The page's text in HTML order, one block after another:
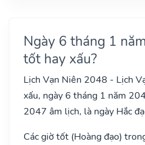
Ngày 6 tháng 1
tốt hay xấu?
Lịch Vạn Niên 2048 - Lịch
xấu, ngày 6 tháng 1 năm
2047 âm lịch, là ngày Hắc
Các giờ tốt (Hoàng đạo)